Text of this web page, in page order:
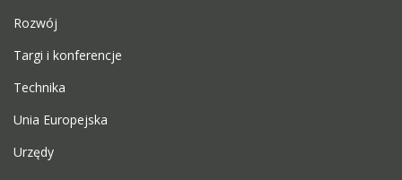
Rozwój
Targi i konferencje
Technika
Unia Europejska
Urzędy